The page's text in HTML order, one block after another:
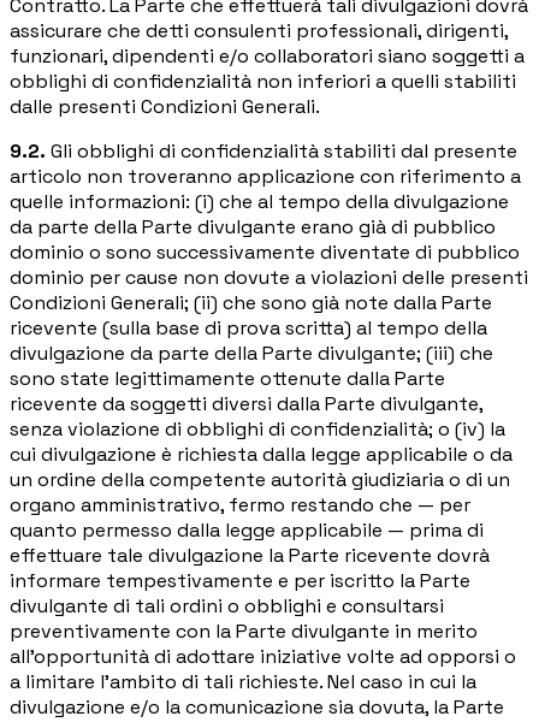
Contratto. La Parte che effettuerà tali divulgazioni dovrà
assicurare che detti consulenti professionali, dirigenti,
funzionari, dipendenti e/o collaboratori siano soggetti a
obblighi di confidenzialità non inferiori a quelli stabiliti
dalle presenti Condizioni Generali.
9.2. Gli obblighi di confidenzialità stabiliti dal presente
articolo non troveranno applicazione con riferimento a
quelle informazioni: (i) che al tempo della divulgazione
da parte della Parte divulgante erano già di pubblico
dominio o sono successivamente diventate di pubblico
dominio per cause non dovute a violazioni delle presenti
Condizioni Generali; (ii) che sono già note dalla Parte
ricevente (sulla base di prova scritta) al tempo della
divulgazione da parte della Parte divulgante; (iii) che
sono state legittimamente ottenute dalla Parte
ricevente da soggetti diversi dalla Parte divulgante,
senza violazione di obblighi di confidenzialità; o (iv) la
cui divulgazione è richiesta dalla legge applicabile o da
un ordine della competente autorità giudiziaria o di un
organo amministrativo, fermo restando che — per
quanto permesso dalla legge applicabile — prima di
effettuare tale divulgazione la Parte ricevente dovrà
informare tempestivamente e per iscritto la Parte
divulgante di tali ordini o obblighi e consultarsi
preventivamente con la Parte divulgante in merito
all'opportunità di adottare iniziative volte ad opporsi o
a limitare l'ambito di tali richieste. Nel caso in cui la
divulgazione e/o la comunicazione sia dovuta, la Parte